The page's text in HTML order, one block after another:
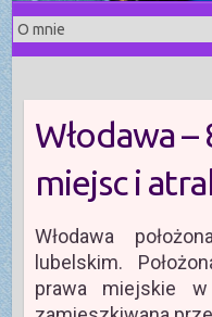
o
c
o
n
t
e
n
t
Włodawa –
miejsc i
Włodawa
lubelskim.
prawa miejskie